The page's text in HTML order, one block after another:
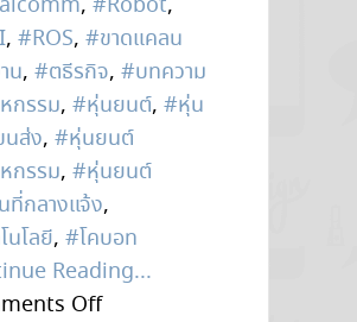
, #ROS, #ขาดแคลน
น, #ตธีรกิจ, #บทความ
กรรม, #หุ่นยนต์, #หุ่น
ส่ง, #หุ่นยนต์
กรรม, #หุ่นยนต์
ที่กลางแจ้ง,
นโลยี, #โคบอท
Reading...
Offon